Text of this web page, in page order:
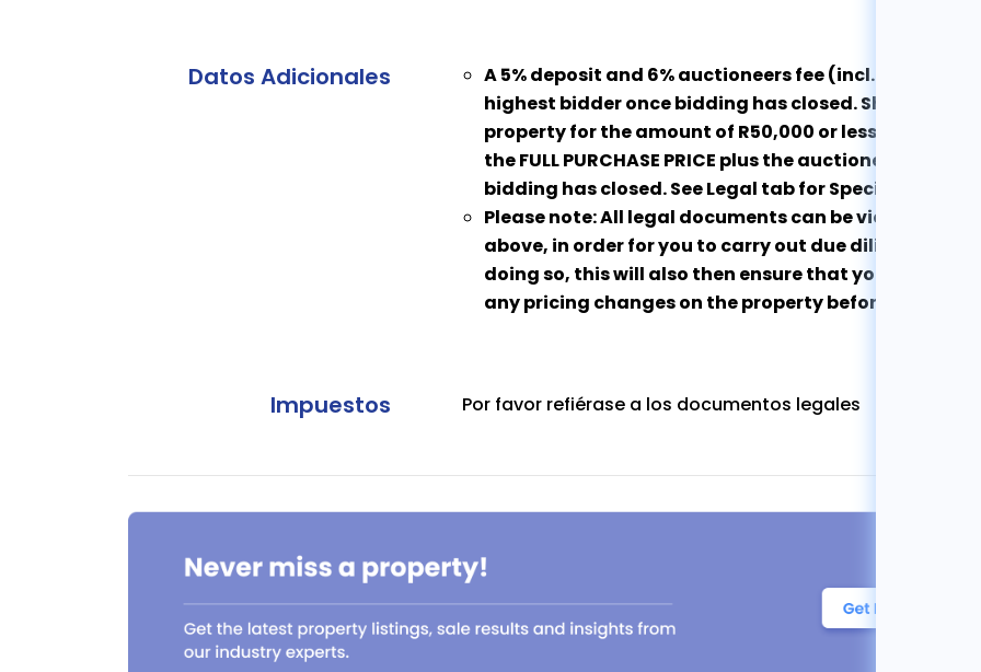
Datos Adicionales
A 5% deposit and 6% auctioneers fee (incl. VAT on
highest bidder once bidding has closed. Should you
property for the amount of R50,000 or less, you will
the FULL PURCHASE PRICE plus the auctioneers fee of
bidding has closed. See Legal tab for Special
Please note: All legal documents can be viewed by
above, in order for you to carry out due diligence in
doing so, this will also then ensure that you are
any pricing changes on the property before the
Impuestos Por favor refiérase a los documentos legales